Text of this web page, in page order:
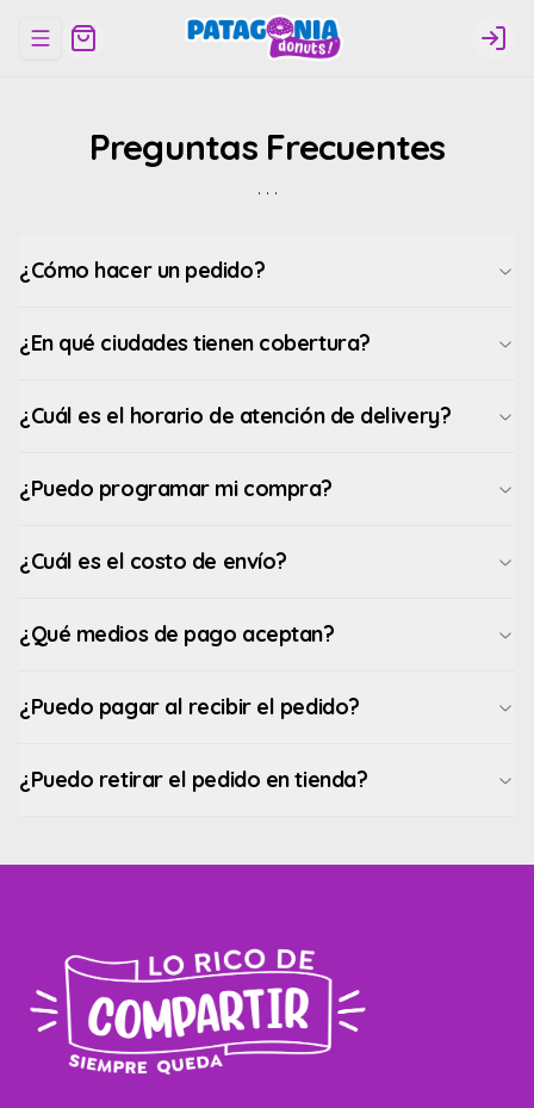
Abrir menu de navegación Login
Preguntas Frecuentes
· · ·
¿Cómo hacer un pedido?
¿En qué ciudades tienen cobertura?
¿Cuál es el horario de atención de delivery?
¿Puedo programar mi compra?
¿Cuál es el costo de envío?
¿Qué medios de pago aceptan?
¿Puedo pagar al recibir el pedido?
¿Puedo retirar el pedido en tienda?